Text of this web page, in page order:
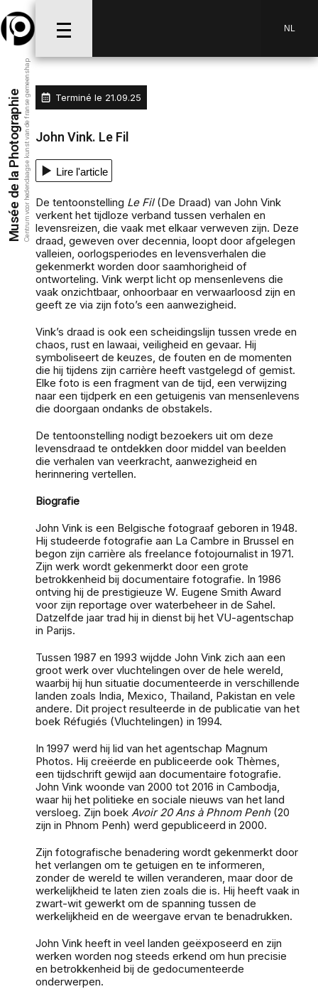
Musée de la PhotographieCentrum voor hedendaagse kunst van de franse gemeenshap
NL
Terminé le 21.09.25
John Vink. Le Fil
Lire l'article
De tentoonstelling Le Fil(De Draad) van John Vink
verkent het tijdloze verband tussen verhalen en
levensreizen, die vaak met elkaar verweven zijn. Deze
draad, geweven over decennia, loopt door afgelegen
valleien, oorlogsperiodes en levensverhalen die
gekenmerkt worden door saamhorigheid of
ontworteling. Vink werpt licht op mensenlevens die
vaak onzichtbaar, onhoorbaar en verwaarloosd zijn en
geeft ze via zijn foto’s een aanwezigheid.
Vink’s draad is ook een scheidingslijn tussen vrede en
chaos, rust en lawaai, veiligheid en gevaar. Hij
symboliseert de keuzes, de fouten en de momenten
die hij tijdens zijn carrière heeft vastgelegd of gemist.
Elke foto is een fragment van de tijd, een verwijzing
naar een tijdperk en een getuigenis van mensenlevens
die doorgaan ondanks de obstakels.
De tentoonstelling nodigt bezoekers uit om deze
levensdraad te ontdekken door middel van beelden
die verhalen van veerkracht, aanwezigheid en
herinnering vertellen.
Biografie
John Vink is een Belgische fotograaf geboren in 1948.
Hij studeerde fotografie aan La Cambre in Brussel en
begon zijn carrière als freelance fotojournalist in 1971.
Zijn werk wordt gekenmerkt door een grote
betrokkenheid bij documentaire fotografie. In 1986
ontving hij de prestigieuze W. Eugene Smith Award
voor zijn reportage over waterbeheer in de Sahel.
Datzelfde jaar trad hij in dienst bij het VU-agentschap
in Parijs.
Tussen 1987 en 1993 wijdde John Vink zich aan een
groot werk over vluchtelingen over de hele wereld,
waarbij hij hun situatie documenteerde in verschillende
landen zoals India, Mexico, Thailand, Pakistan en vele
andere. Dit project resulteerde in de publicatie van het
boek Réfugiés (Vluchtelingen) in 1994.
In 1997 werd hij lid van het agentschap Magnum
Photos. Hij creëerde en publiceerde ook Thèmes,
een tijdschrift gewijd aan documentaire fotografie.
John Vink woonde van 2000 tot 2016 in Cambodja,
waar hij het politieke en sociale nieuws van het land
versloeg. Zijn boek Avoir 20 Ans à Phnom Penh(20
zijn in Phnom Penh) werd gepubliceerd in 2000.
Zijn fotografische benadering wordt gekenmerkt door
het verlangen om te getuigen en te informeren,
zonder de wereld te willen veranderen, maar door de
werkelijkheid te laten zien zoals die is. Hij heeft vaak in
zwart-wit gewerkt om de spanning tussen de
werkelijkheid en de weergave ervan te benadrukken.
John Vink heeft in veel landen geëxposeerd en zijn
werken worden nog steeds erkend om hun precisie
en betrokkenheid bij de gedocumenteerde
onderwerpen.